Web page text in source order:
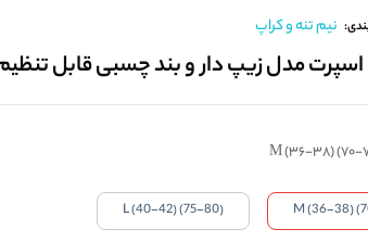
نیم تنه و کراپ
اسپرت مدل زیپ‌ دار و بند چسبی قابل
M (36-38) (70-
M (36-38)
L (40-42) (75-80)